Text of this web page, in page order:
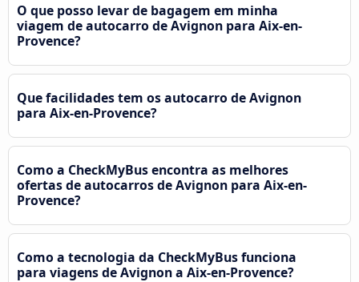
O que posso levar de bagagem em minha
viagem de autocarro de Avignon para Aix-en-
Provence?
Que facilidades tem os autocarro de Avignon
para Aix-en-Provence?
Como a CheckMyBus encontra as melhores
ofertas de autocarros de Avignon para Aix-en-
Provence?
Como a tecnologia da CheckMyBus funciona
para viagens de Avignon a Aix-en-Provence?